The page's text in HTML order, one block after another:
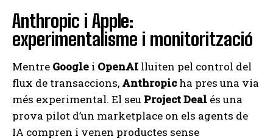
Anthropic i Apple:
experimentalisme i monitorització
Mentre Google i OpenAI lluiten pel control del
flux de transaccions, Anthropicha pres una via
més experimental. El seu Project Deal és una
prova pilot d’un marketplace on els agents de
IA compren i venen productes sense